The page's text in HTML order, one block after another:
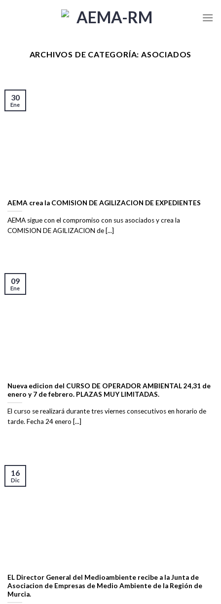
ARCHIVOS DE CATEGORÍA:ASOCIADOS
AEMA crea la COMISION DE AGILIZACION DE EXPEDIENTES
AEMA sigue con el compromiso con sus asociados y crea la
COMISION DE AGILIZACION de [...]
30
Ene
Nueva edicion del CURSO DE OPERADOR AMBIENTAL 24,31 de
enero y 7 de febrero. PLAZAS MUY LIMITADAS.
El curso se realizará durante tres viernes consecutivos en horario de
tarde. Fecha 24 enero [...]
09
Ene
EL Director General del Medioambiente recibe a la Junta de
Asociacion de Empresas de Medio Ambiente de la Región de
Murcia.
16
Dic